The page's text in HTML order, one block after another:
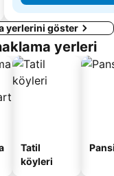
yerlerini göster
yerleri
Tatil
köyleri